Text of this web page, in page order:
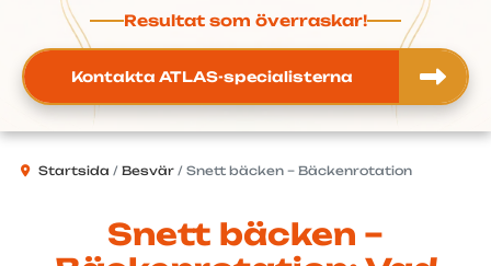
Resultat som överraskar!
Kontakta ATLAS-specialisterna
Startsida Besvär Snett bäcken – Bäckenrotation
Snett bäcken –